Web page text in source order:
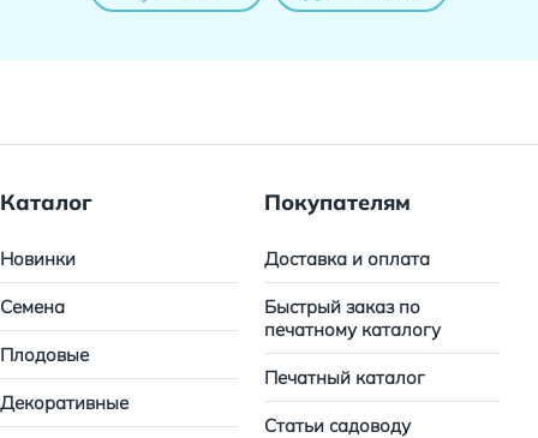
Каталог
Новинки
Семена
Плодовые
Декоративные
Покупателям
Доставка и оплата
Быстрый заказ по
печатному каталогу
Печатный каталог
Статьи садоводу